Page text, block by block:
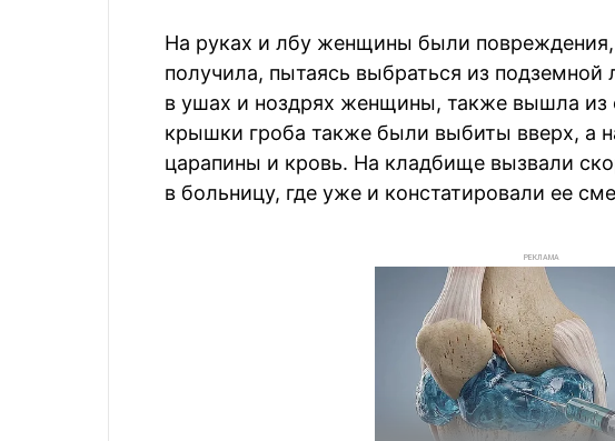
На руках и лбу женщины были повреждения,
получила, пытаясь выбраться из
в ушах и ноздрях женщины, также вышла из
крышки гроба также были выбиты вверх, а
царапины и кровь. На кладбище вызвали
в больницу, где уже и констатировали ее
РЕКЛАМА